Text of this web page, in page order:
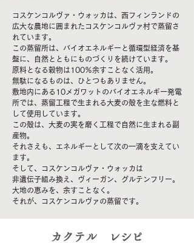
コスケンコルヴァ・ウォッカは、西フィンランドの
広大な農地に囲まれたコスケンコルヴァ村で蒸留さ
れています。
この蒸留所は、バイオエネルギーと循環型経済を基
盤に、自然とともにものづくりを続けています。
原料となる穀物は100％余すことなく活用。
無駄になるものは、ひとつもありません。
敷地内にある10メガワットのバイオエネルギー発電
所では、蒸留工程で生まれる大麦の殻を主な燃料と
して使用しています。
この殻は、大麦の実を磨く工程で自然に生まれる副
産物。
それさえも、エネルギーとして次の一滴を支えてい
ます。
そして、コスケンコルヴァ・ウォッカは
非遺伝子組み換え、ヴィーガン、グルテンフリー。
大地の恵みを、余すことなく。
それが、コスケンコルヴァの蒸留です。
​カクテル レシピ